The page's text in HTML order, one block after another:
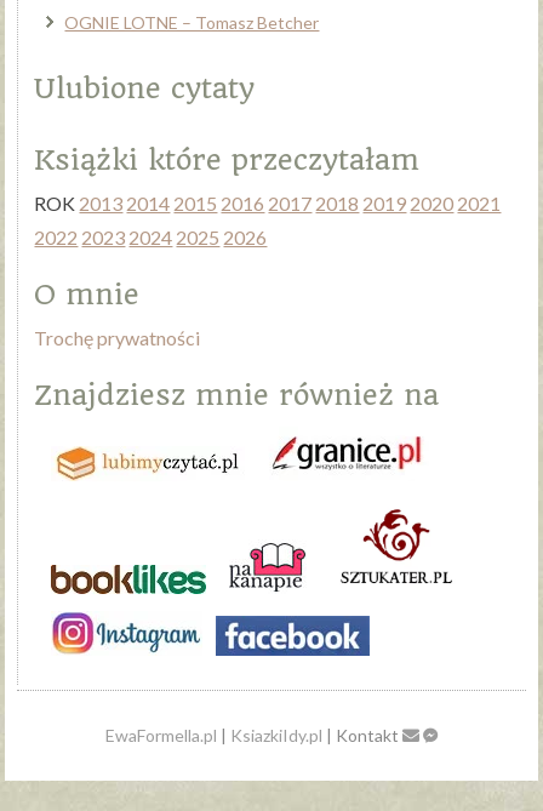
OGNIE LOTNE – Tomasz Betcher
Ulubione cytaty
Książki które przeczytałam
ROK 2013 2014 2015 2016 2017 2018 2019 2020 2021
2022 2023 2024 2025 2026
O mnie
Trochę prywatności
Znajdziesz mnie również na
EwaFormella.pl | KsiazkiIdy.pl | Kontakt